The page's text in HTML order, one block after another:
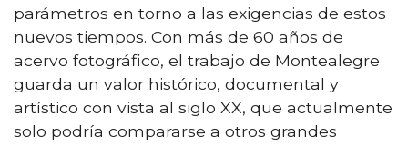
parámetros en torno a las exigencias de estos
nuevos tiempos. Con más de 60 años de
acervo fotográfico, el trabajo de Montealegre
guarda un valor histórico, documental y
artístico con vista al siglo XX, que actualmente
solo podría compararse a otros grandes